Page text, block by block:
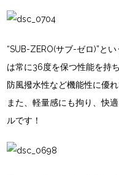
“SUB-ZERO(サブ-ゼロ)”と
は常に36度を保つ性能を持ち
防風撥水性など機能性に優れ
また、軽量感にも拘り、快
ルです！